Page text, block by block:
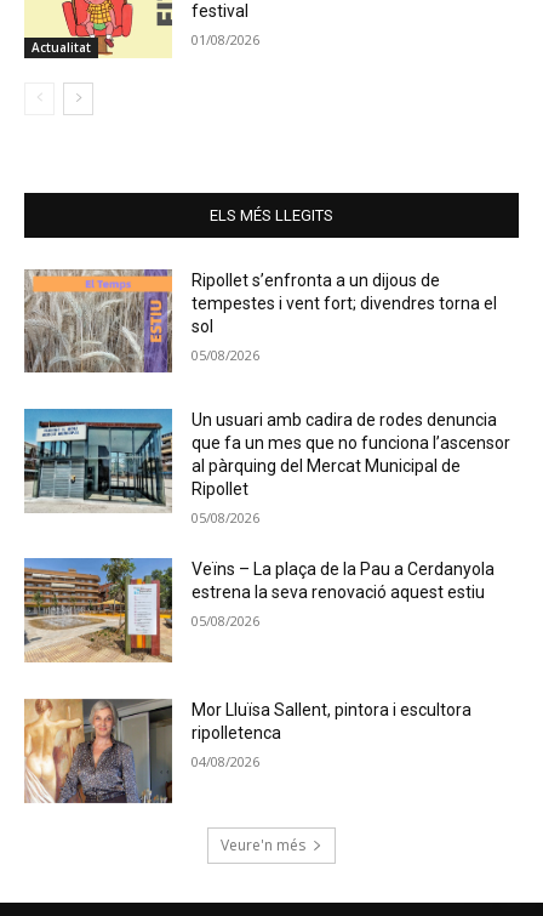
Actualitat
festival
01/08/2026
ELS MÉS LLEGITS
Ripollet s’enfronta a un dijous de
tempestes i vent fort; divendres torna el
sol
05/08/2026
Un usuari amb cadira de rodes denuncia
que fa un mes que no funciona l’ascensor
al pàrquing del Mercat Municipal de
Ripollet
05/08/2026
Veïns – La plaça de la Pau a Cerdanyola
estrena la seva renovació aquest estiu
05/08/2026
Mor Lluïsa Sallent, pintora i escultora
ripolletenca
04/08/2026
Veure'n més